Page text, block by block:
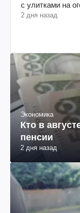
с улитками на
2 дня назад
Экономика
Кто в
пенсии
2 дня назад